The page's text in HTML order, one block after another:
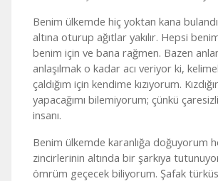
Benim ülkemde hiç yoktan kana
altına oturup ağıtlar yakılır. Hepsi
benim için ve bana rağmen. Bazen
anlaşılmak o kadar acı veriyor ki,
çaldığım için kendime kızıyorum.
yapacağımı bilemiyorum; çünkü
insanı.
Benim ülkemde karanlığa doğuyorum
zincirlerinin altında bir şarkıya
ömrüm geçecek biliyorum. Şafak